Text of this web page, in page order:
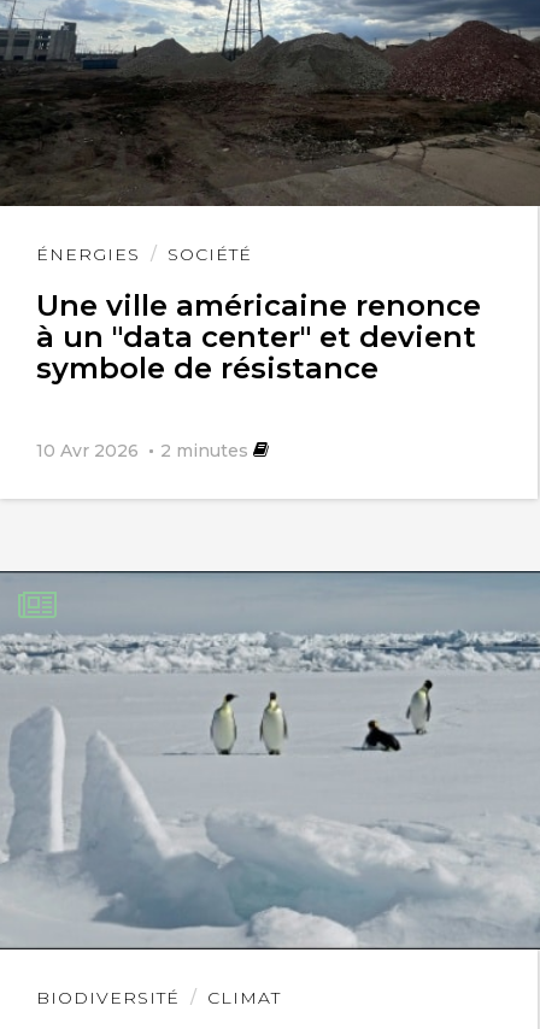
ÉNERGIES SOCIÉTÉ
Une ville américaine renonce
à un "data center" et devient
symbole de résistance
10 Avr 2026 2 minutes
Lire
BIODIVERSITÉ CLIMAT
Lire